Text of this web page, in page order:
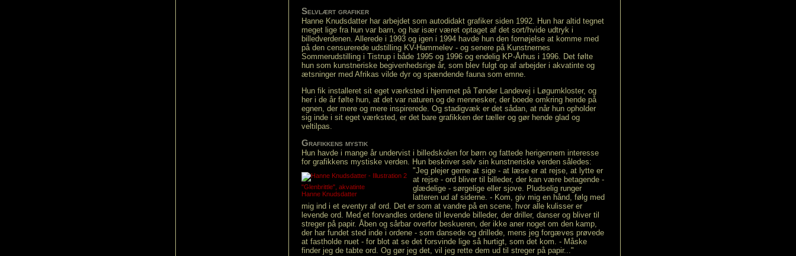
Selvlært grafiker
Hanne Knudsdatter har arbejdet som autodidakt grafiker siden 1992. Hun har altid tegnet
meget lige fra hun var barn, og har især været optaget af det sort/hvide udtryk i
billedverdenen. Allerede i 1993 og igen i 1994 havde hun den fornøjelse at komme med
på den censurerede udstilling KV-Hammelev - og senere på Kunstnernes
Sommerudstilling i Tistrup i både 1995 og 1996 og endelig KP-Århus i 1996. Det følte
hun som kunstneriske begivenhedsrige år, som blev fulgt op af arbejder i akvatinte og
ætsninger med Afrikas vilde dyr og spændende fauna som emne.
Hun fik installeret sit eget værksted i hjemmet på Tønder Landevej i Løgumkloster, og
her i de år følte hun, at det var naturen og de mennesker, der boede omkring hende på
egnen, der mere og mere inspirerede. Og stadigvæk er det sådan, at når hun opholder
sig inde i sit eget værksted, er det bare grafikken der tæller og gør hende glad og
veltilpas.
Grafikkens mystik
Hun havde i mange år undervist i billedskolen for børn og fattede herigennem interesse
for grafikkens mystiske verden. Hun beskriver selv sin kunstneriske verden således:
"Glenbrittle", akvatinte
Hanne Knudsdatter
"Jeg plejer gerne at sige - at læse er at rejse, at lytte er
at rejse - ord bliver til billeder, der kan være betagende -
glædelige - sørgelige eller sjove. Pludselig runger
latteren ud af siderne. - Kom, giv mig en hånd, følg med
mig ind i et eventyr af ord. Det er som at vandre på en scene, hvor alle kulisser er
levende ord. Med et forvandles ordene til levende billeder, der driller, danser og bliver til
streger på papir. Åben og sårbar overfor beskueren, der ikke aner noget om den kamp,
der har fundet sted inde i ordene - som dansede og drillede, mens jeg forgæves prøvede
at fastholde nuet - for blot at se det forsvinde lige så hurtigt, som det kom. - Måske
finder jeg de tabte ord. Og gør jeg det, vil jeg rette dem ud til streger på papir..."